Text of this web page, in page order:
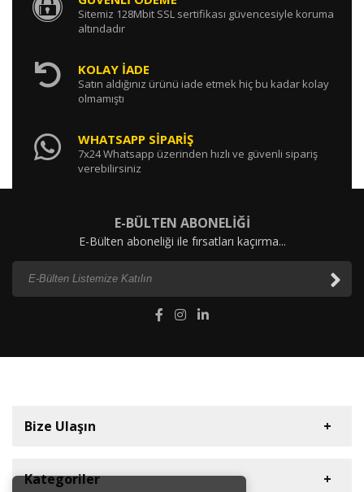
Sitemiz 128Mbit SSL sertifikası güvencesiyle koruma
altındadır
KOLAY İADE
Satın aldığınız ürünü iade etmek hiç bu kadar kolay
olmamıştı
WHATSAPP SİPARİŞ
7x24 Whatsapp üzerinden hızlı ve güvenli sipariş
verebilirsiniz
E-BÜLTEN ABONELİĞİ
E-Bülten aboneliği ile fırsatları kaçırma...
Bize Ulaşın
Kategoriler